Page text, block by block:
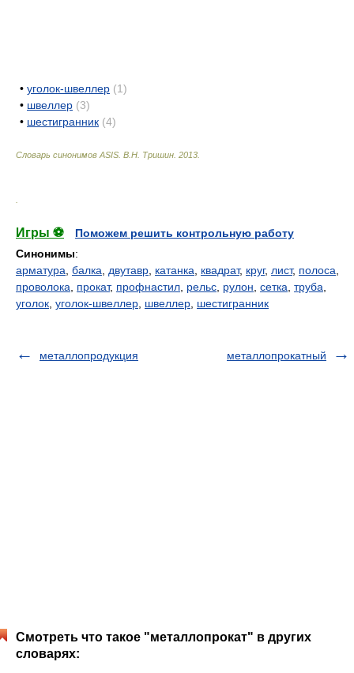
• уголок-швеллер (1)
• швеллер (3)
• шестигранник (4)
Словарь синонимов ASIS. В.Н. Тришин 2013
Игры ⚽
Поможем решить контрольную работу
Синонимы:
арматура балка двутавр катанка квадрат, круг, лист, полоса
проволока
прокат, профнастил рельс рулон сетка труба
уголок уголок-швеллер швеллер шестигранник
металлопродукция металлопрокатный
Смотреть что такое "металлопрокат" в других
словарях: